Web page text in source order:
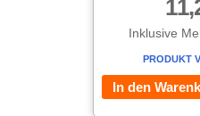
Inklusive
PRODUKT
In den